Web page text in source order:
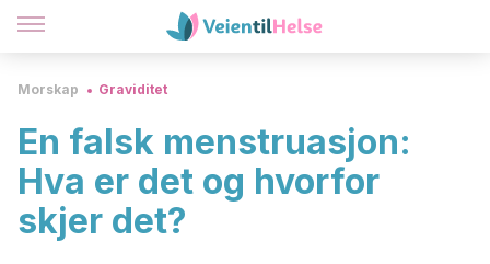
Morskap Graviditet
En falsk menstruasjon:
Hva er det og hvorfor
skjer det?